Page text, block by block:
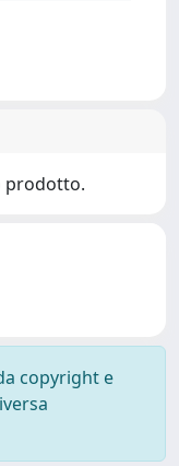
prodotto.
copyright e